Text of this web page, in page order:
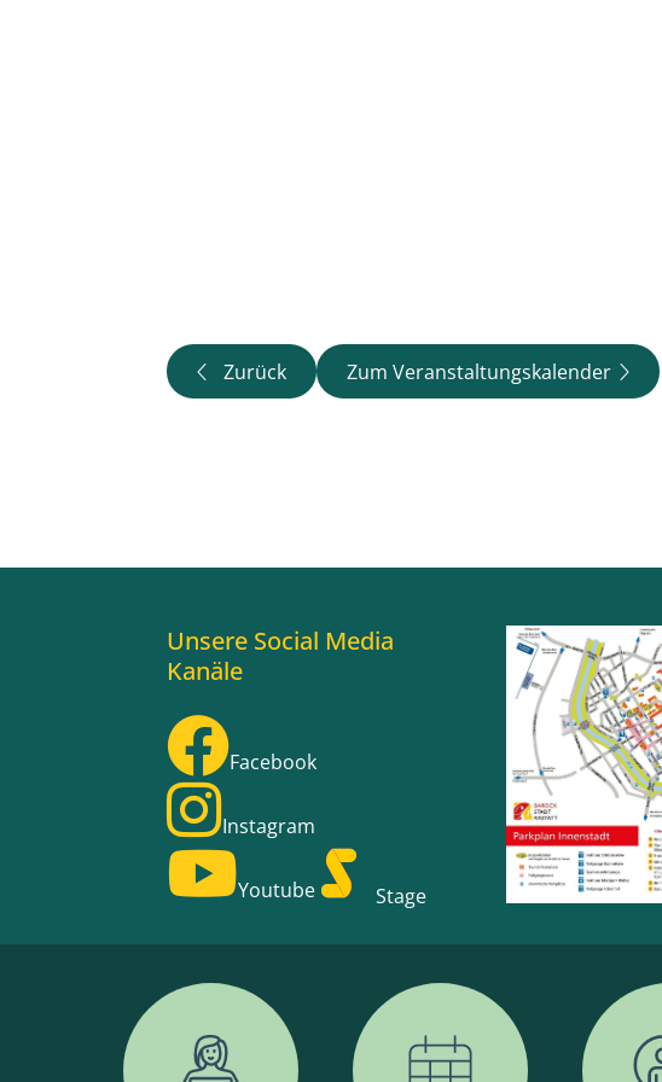
Zurück Zum Veranstaltungskalender
Unsere Social Media
Kanäle
Facebook
Instagram
Youtube Stage